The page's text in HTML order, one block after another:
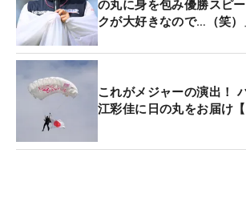
の丸に身を包み優勝スピ
クが大好きなので…（笑）
これがメジャーの演出！
江彩佳に日の丸をお届け【